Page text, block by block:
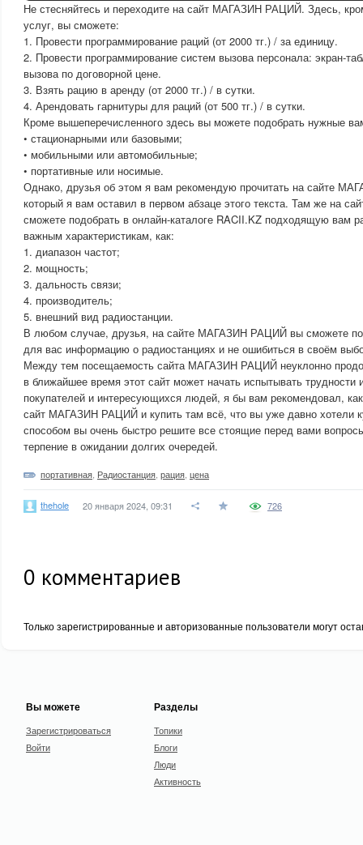
Не стесняйтесь и переходите на сайт МАГАЗИН РАЦИЙ. Здесь,
услуг, вы сможете:
1. Провести программирование раций (от 2000 тг.) / за единицу.
2. Провести программирование систем вызова персонала: экран-
вызова по договорной цене.
3. Взять рацию в аренду (от 2000 тг.) / в сутки.
4. Арендовать гарнитуры для раций (от 500 тг.) / в сутки.
Кроме вышеперечисленного здесь вы можете подобрать нужные
• стационарными или базовыми;
• мобильными или автомобильные;
• портативные или носимые.
Однако, друзья об этом я вам рекомендую прочитать на сайте
который я вам оставил в первом абзаце этого текста. Там же на
сможете подобрать в онлайн-каталоге RACII.KZ подходящую вам
важным характеристикам, как:
1. диапазон частот;
2. мощность;
3. дальность связи;
4. производитель;
5. внешний вид радиостанции.
В любом случае, друзья, на сайте МАГАЗИН РАЦИЙ вы сможете
для вас информацию о радиостанциях и не ошибиться в своём
Между тем посещаемость сайта МАГАЗИН РАЦИЙ неуклонно
в ближайшее время этот сайт может начать испытывать трудности
покупателей и интересующихся людей, я бы вам рекомендовал,
сайт МАГАЗИН РАЦИЙ и купить там всё, что вы уже давно хотели
способом вы очень быстро решите все стоящие перед вами
терпение в ожидании долгих очередей.
портативная Радиостанция рация цена
thehole 20 января 2024, 09:31 726
0 комментариев
Только зарегистрированные и авторизованные пользователи могут
Вы можете
Зарегистрироваться
Войти
Разделы
Топики
Блоги
Люди
Активность